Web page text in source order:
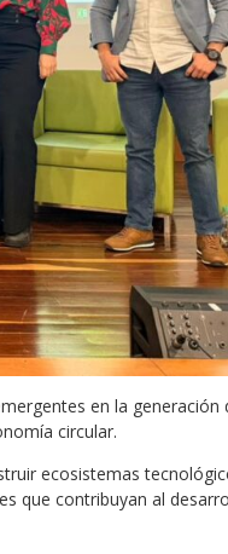
en la generación
circular.
ecosistemas
que contribuyan al